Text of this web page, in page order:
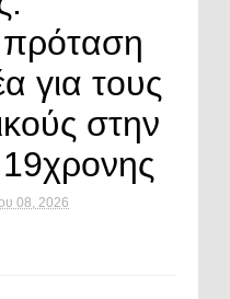
για τους
στην
08, 2026